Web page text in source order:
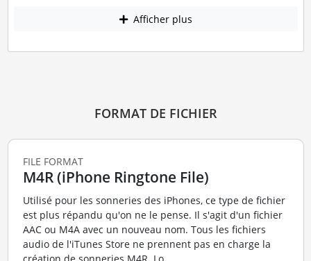
Afficher plus
FORMAT DE FICHIER
FILE FORMAT
M4R (iPhone Ringtone File)
Utilisé pour les sonneries des iPhones, ce type de fichier
est plus répandu qu'on ne le pense. Il s'agit d'un fichier
AAC ou M4A avec un nouveau nom. Tous les fichiers
audio de l'iTunes Store ne prennent pas en charge la